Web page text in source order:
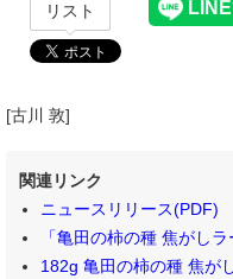
リスト
[古川 敦]
関連リンク
ニュースリリース(PDF)
「亀田の柿の種 焦がし
182g 亀田の柿の種 焦が